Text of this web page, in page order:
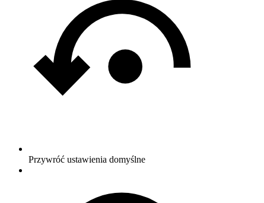
Przywróć ustawienia domyślne